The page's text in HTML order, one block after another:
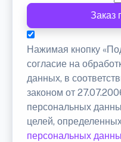
Заказ
Нажимая кнопку
согласие на
данных, в
законом от
персональных
целей,
персональных